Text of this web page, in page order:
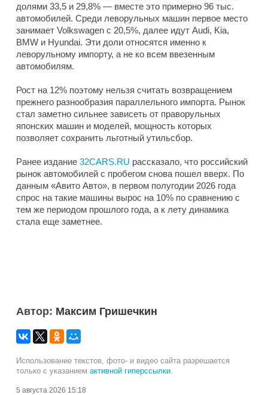
долями 33,5 и 29,8% — вместе это примерно 96 тыс.
автомобилей. Среди леворульных машин первое место
занимает Volkswagen с 20,5%, далее идут Audi, Kia,
BMW и Hyundai. Эти доли относятся именно к
леворульному импорту, а не ко всем ввезенным
автомобилям.
Рост на 12% поэтому нельзя считать возвращением
прежнего разнообразия параллельного импорта. Рынок
стал заметно сильнее зависеть от праворульных
японских машин и моделей, мощность которых
позволяет сохранить льготный утильсбор.
Ранее издание 32CARS.RU рассказало, что российский
рынок автомобилей с пробегом снова пошел вверх. По
данным «Авито Авто», в первом полугодии 2026 года
спрос на такие машины вырос на 10% по сравнению с
тем же периодом прошлого года, а к лету динамика
стала еще заметнее.
Автор: Максим Гришечкин
Использование текстов, фото- и видео сайта разрешается
только с указанием активной гиперссылки
5 августа 2026 15:18